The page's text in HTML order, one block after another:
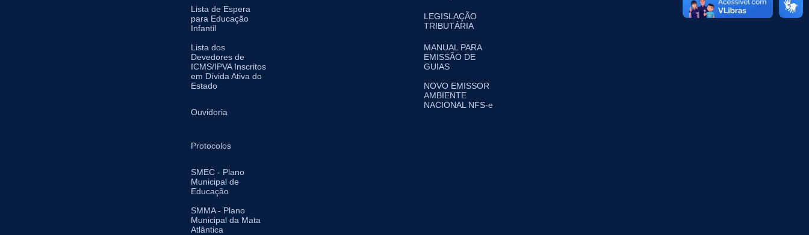
Lista de Espera
para Educação
Infantil
Lista dos
Devedores de
ICMS/IPVA Inscritos
em Dívida Ativa do
Estado
Ouvidoria
Protocolos
SMEC - Plano
Municipal de
Educação
SMMA - Plano
Municipal da Mata
Atlântica
LEGISLAÇÃO
TRIBUTÁRIA
MANUAL PARA
EMISSÃO DE
GUIAS
NOVO EMISSOR
AMBIENTE
NACIONAL NFS-e